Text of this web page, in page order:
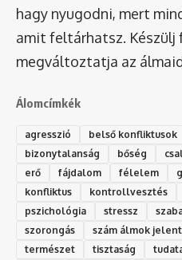
hagy nyugodni, mert
amit feltárhatsz. Készülj
megváltoztatja az
Álomcímkék
agresszió belső konfliktusok
bizonytalanság
bőség
erő
fájdalom félelem
konfliktus
kontrollvesztés
pszichológia
stressz
szorongás
szám álmok
természet
tisztaság